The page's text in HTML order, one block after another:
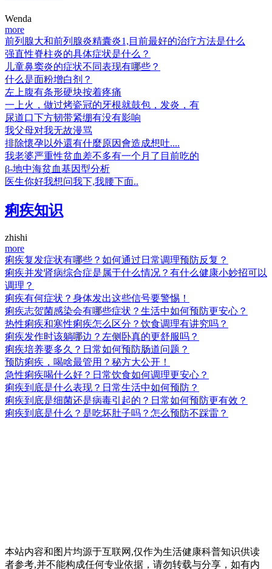
Wenda
more
前列腺大和前列腺炎精囊炎1,目前最好的治疗方法是什么
强直性脊柱炎的具体症状是什么？
儿童鼻窦炎的症状不同表现有哪些？
什么是面粉增白剂？
左上腹有条形硬块按着疼痛
一上火，做过烤瓷冠的牙根就鼓包，发炎，有
尿道口下方韧带紧绷有没有影响
我父母对我无故漫骂
排除懷孕以外還有什麼原因會造成想吐....
我老婆严重性贫血差不多有一个月了目前吃的
β-地中海贫血基因型分析
医生你好我想问我下,我腰下面..
痢疾知识
zhishi
more
痢疾复发症状有哪些？如何通过日常调理预防反复？
痢疾并发肾病综合症是属于什么情况？有什么健康小妙招可以
调理？
痢疾有何症状？身体发出这些信号要警惕！
痢疾志贺菌感染会有哪些症状？生活中如何预防更安心？
热性痢疾和寒性痢疾怎么区分？饮食调理有讲究吗？
痢疾发作时该躺哪边？左侧卧真的更舒服吗？
痢疾培养要多久？日常如何预防肠道问题？
预防痢疾，喝啥最管用？秘方大公开！
急性痢疾喝什么好？日常饮食如何调理更安心？
痢疾到底是什么表现？日常生活中如何预防？
痢疾到底是细菌还是病毒引起的？日常如何预防更有效？
痢疾到底是什么？是吃坏肚子吗？怎么预防不踩雷？
本站内容和图片均源于互联网,仅作为生活健康科普知识供读
者参考,并不能构成任何专业依据，请勿转载与分享，如有内